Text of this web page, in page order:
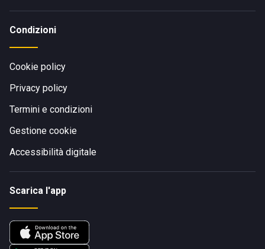
Condizioni
Cookie policy
Privacy policy
Termini e condizioni
Gestione cookie
Accessibilità digitale
Scarica l'app